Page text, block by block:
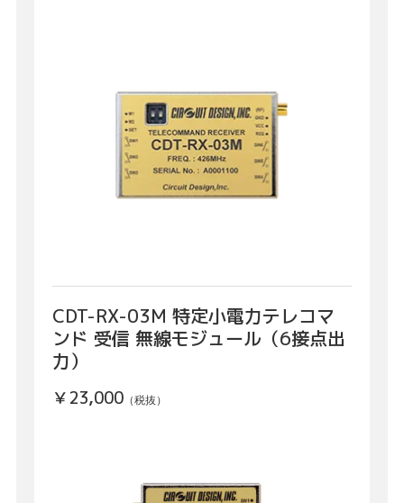
CDT-RX-03M 特定小電力テレコマ
ンド 受信 無線モジュール（6接点出
力）
￥23,000（税抜）